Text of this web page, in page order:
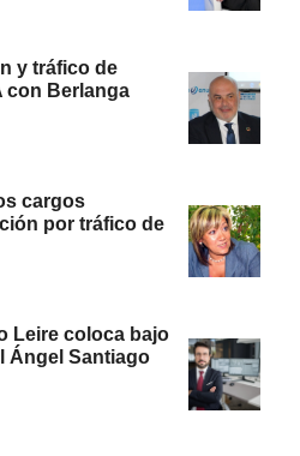
y tráfico de
con Berlanga
cargos
por tráfico de
Leire coloca bajo
Ángel Santiago